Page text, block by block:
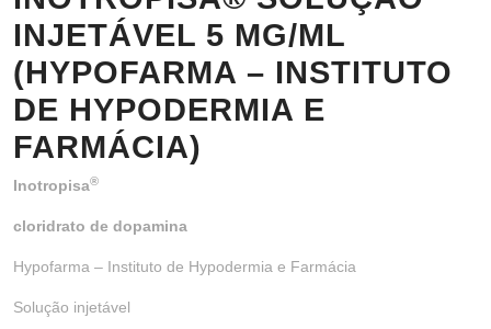
INJETÁVEL 5 MG/ML
(HYPOFARMA – INSTITUTO
DE HYPODERMIA E
FARMÁCIA)
Inotropisa®
cloridrato de dopamina
Hypofarma – Instituto de Hypodermia e Farmácia
Solução injetável